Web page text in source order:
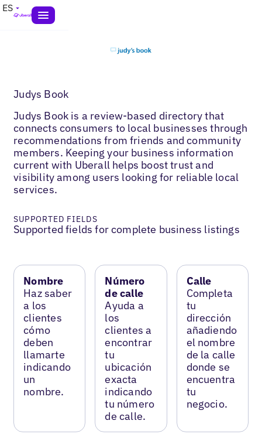
ES
Judys Book
Judys Book is a review-based directory that
connects consumers to local businesses through
recommendations from friends and community
members. Keeping your business information
current with Uberall helps boost trust and
visibility among users looking for reliable local
services.
SUPPORTED FIELDS
Supported fields for complete business listings
Nombre
Haz saber
a los
clientes
cómo
deben
llamarte
indicando
un
nombre.
Número
de calle
Ayuda a
los
clientes a
encontrar
tu
ubicación
exacta
indicando
tu número
de calle.
Calle
Completa
tu
dirección
añadiendo
el nombre
de la calle
donde se
encuentra
tu
negocio.